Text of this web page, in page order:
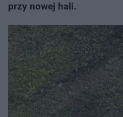
przy nowej hali.